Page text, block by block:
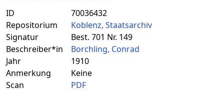
ID
70036432
Repositorium
Koblenz, Staatsarchiv
Signatur
Best. 701 Nr. 149
Beschreiber*in
Borchling, Conrad
Jahr
1910
Anmerkung
Keine
Scan
PDF